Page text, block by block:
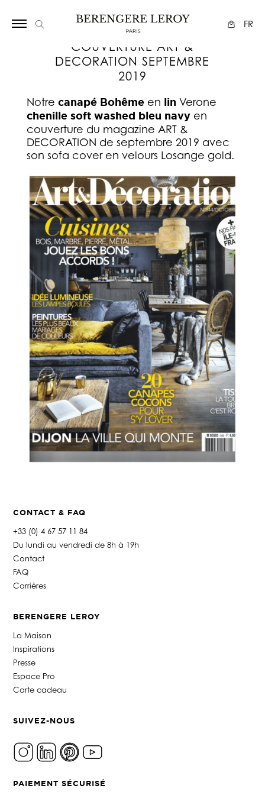
FR
COUVERTURE ART &
DECORATION SEPTEMBRE
2019
Notre canapé Bohêmeen lin Verone
chenille soft washed bleu navyen
couverture du magazine ART &
DECORATION de septembre 2019 avec
son sofa cover en velours Losange gold.
CONTACT & FAQ
+33 (0) 4 67 57 11 84
Du lundi au vendredi de 8h à 19h
Contact
FAQ
Carrières
BERENGERE LEROY
La Maison
Inspirations
Presse
Espace Pro
Carte cadeau
SUIVEZ-NOUS
PAIEMENT SÉCURISÉ